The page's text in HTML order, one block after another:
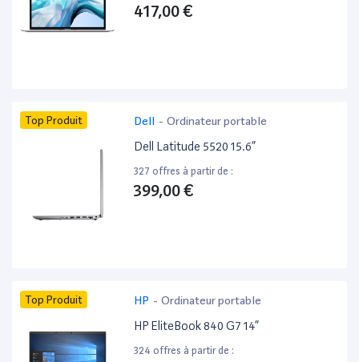
417,00 €
Top Produit Dell - Ordinateur portable
Dell Latitude 5520 15.6”
327 offres à partir de :
399,00 €
Top Produit HP - Ordinateur portable
HP EliteBook 840 G7 14”
324 offres à partir de :